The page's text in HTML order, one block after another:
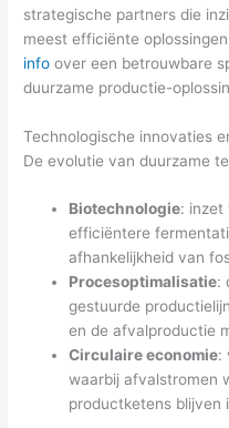
strategische partners die
meest efficiënte
info over een betrouwbare
duurzame productie-
Technologische innovaties
De evolutie van duurzame
Biotechnologie: inzet
efficiëntere
afhankelijkheid van
Procesoptimalisatie:
gestuurde
en de afvalproductie
Circulaire economie:
waarbij afvalstromen
productketens blijven